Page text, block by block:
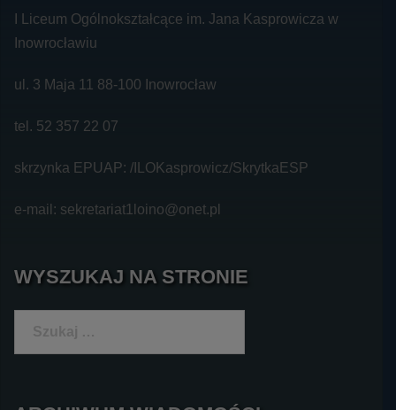
I Liceum Ogólnokształcące im. Jana Kasprowicza w
Inowrocławiu
ul. 3 Maja 11 88-100 Inowrocław
tel. 52 357 22 07
skrzynka EPUAP: /ILOKasprowicz/SkrytkaESP
e-mail: sekretariat1loino@onet.pl
WYSZUKAJ NA STRONIE